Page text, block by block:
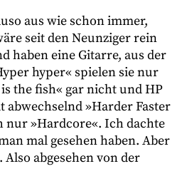
aus wie schon immer,
seit den Neunziger rein
haben eine Gitarre, aus der
hyper« spielen sie nur
the fish« gar nicht und HP
abwechselnd »Harder Faster
nur »Hardcore«. Ich dachte
mal gesehen haben. Aber
abgesehen von der